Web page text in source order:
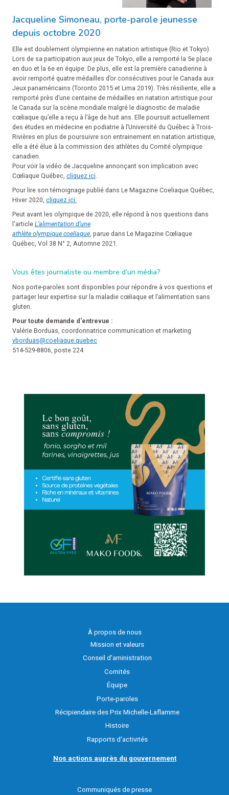
Jacqueline Simoneau, porte-parole jeunesse
depuis octobre 2020
Elle est doublement olympienne en natation artistique (Rio et Tokyo).
Lors de sa participation aux jeux de Tokyo, elle a remporté la 5e place
en duo et la 6e en équipe. De plus, elle est la première canadienne à
avoir remporté quatre médailles d’or consécutives pour le Canada aux
Jeux panaméricains (Toronto 2015 et Lima 2019). Très résiliente, elle a
remporté près d’une centaine de médailles en natation artistique pour
le Canada sur la scène mondiale malgré le diagnostic de maladie
cœliaque qu’elle a reçu à l’âge de huit ans. Elle poursuit actuellement
des études en médecine en podiatrie à l’Université du Québec à Trois-
Rivières en plus de poursuivre son entrainement en natation artistique,
elle a été élue à la commission des athlètes du Comité olympique
canadien.
Pour voir la vidéo de Jacqueline annonçant son implication avec
Cœliaque Québec, cliquez ici
Pour lire son témoignage publié dans Le Magazine Coeliaque Québec,
Hiver 2020, cliquez ici.
Peut avant les olympique de 2020, elle répond à nos questions dans
l'article L’alimentation d’une
athlète olympique coeliaque, parue dans Le Magazine Cœliaque
Québec, Vol 38 N° 2, Automne 2021.
Vous êtes journaliste ou membre d’un média?
Nos porte-paroles sont disponibles pour répondre à vos questions et
partager leur expertise sur la maladie cœliaque et l’alimentation sans
gluten.
Pour toute demande d'entrevue :
Valérie Borduas, coordonnatrice communication et marketing
vborduas@coeliaque.quebec
514-529-8806, poste 224
À propos de nous
Mission et valeurs
Conseil d'aministration
Comités
Équipe
Porte-paroles
Récipiendaire des Prix Michelle-Laflamme
Histoire
Rapports d'activités
Nos actions auprès du gouvernement
Communiqués de presse